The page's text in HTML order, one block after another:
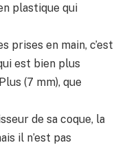
plastique qui
prises en main, c’est
est bien plus
(7 mm), que
de sa coque, la
il n’est pas